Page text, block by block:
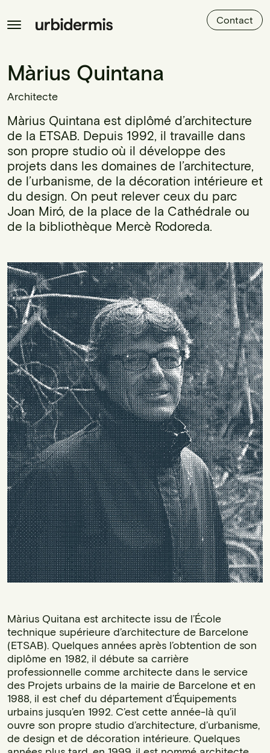
Contact
Màrius Quintana
Architecte
Màrius Quintana est diplômé d’architecture
de la ETSAB. Depuis 1992, il travaille dans
son propre studio où il développe des
projets dans les domaines de l’architecture,
de l’urbanisme, de la décoration intérieure et
du design. On peut relever ceux du parc
Joan Miró, de la place de la Cathédrale ou
de la bibliothèque Mercè Rodoreda.
Màrius Quitana est architecte issu de l’École
technique supérieure d’architecture de Barcelone
(ETSAB). Quelques années après l’obtention de son
diplôme en 1982, il débute sa carrière
professionnelle comme architecte dans le service
des Projets urbains de la mairie de Barcelone et en
1988, il est chef du département d’Équipements
urbains jusqu’en 1992. C’est cette année-là qu’il
ouvre son propre studio d’architecture, d’urbanisme,
de design et de décoration intérieure. Quelques